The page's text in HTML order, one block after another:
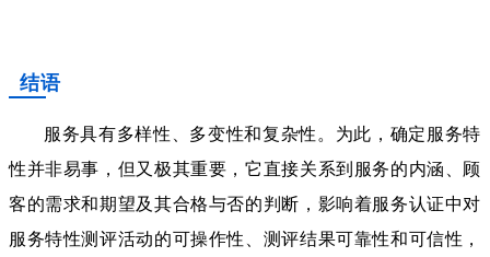
结语
服务具有多样性、多变性和复杂性。为此，确定服务特
性并非易事，但又极其重要，它直接关系到服务的内涵、顾
客的需求和期望及其合格与否的判断，影响着服务认证中对
服务特性测评活动的可操作性、测评结果可靠性和可信性，